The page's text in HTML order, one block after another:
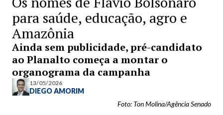
para saúde, educação, agro e
Amazônia
Ainda sem publicidade, pré-candidato
ao Planalto começa a montar o
organograma da campanha
13/05/2026
DIEGO AMORIM
Foto: Ton Molina/Agência Senado